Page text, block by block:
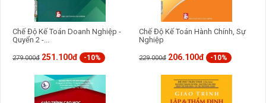
Chế Độ Kế Toán Doanh Nghiệp -
Quyển 2 -...
279.000đ 251.100đ -10%
Chế Độ Kế Toán Hành Chính, Sự
Nghiệp
229.000đ 206.100đ -10%